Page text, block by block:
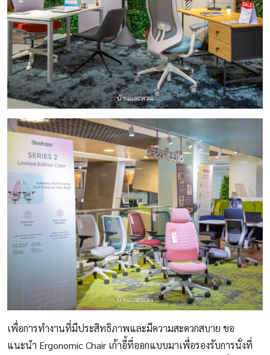
เพื่อการทำงานที่มีประสิทธิภาพและมีความสะดวกสบาย ขอ
แนะนำ Ergonomic Chair เก้าอี้ที่ออกแบบมาเพื่อรองรับการนั่งที่